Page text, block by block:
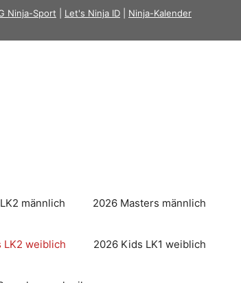
Ninja-Sport Let's Ninja ID Ninja-Kalender
männlich 2026 Masters männlich
LK2 weiblich 2026 Kids LK1 weiblich